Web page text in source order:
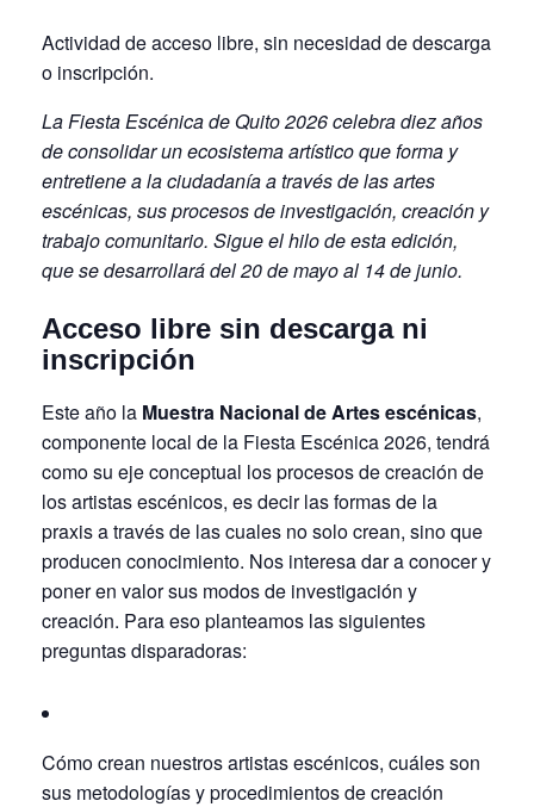
Actividad de acceso libre, sin necesidad de descarga
o inscripción.
La Fiesta Escénica de Quito 2026 celebra diez años
de consolidar un ecosistema artístico que forma y
entretiene a la ciudadanía a través de las artes
escénicas, sus procesos de investigación, creación y
trabajo comunitario. Sigue el hilo de esta edición,
que se desarrollará del 20 de mayo al 14 de junio.
Acceso libre sin descarga ni
inscripción
Este año la Muestra Nacional de Artes escénicas,
componente local de la Fiesta Escénica 2026, tendrá
como su eje conceptual los procesos de creación de
los artistas escénicos, es decir las formas de la
praxis a través de las cuales no solo crean, sino que
producen conocimiento. Nos interesa dar a conocer y
poner en valor sus modos de investigación y
creación. Para eso planteamos las siguientes
preguntas disparadoras:
Cómo crean nuestros artistas escénicos, cuáles son
sus metodologías y procedimientos de creación